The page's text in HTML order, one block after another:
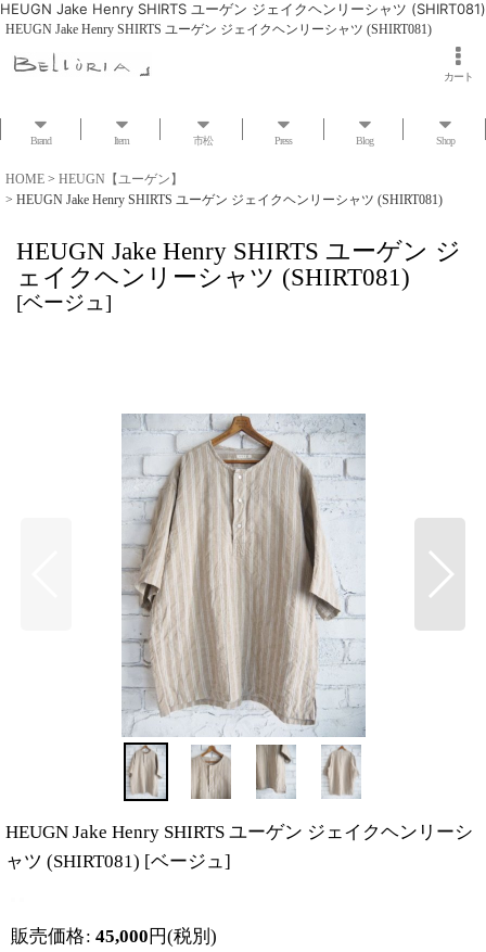
HEUGN Jake Henry SHIRTS ユーゲン ジェイクヘンリーシャツ (SHIRT081)
HEUGN Jake Henry SHIRTS ユーゲン ジェイクヘンリーシャツ (SHIRT081)
カート
Brand Item 市松 Press Blog Shop
HOME > HEUGN【ユーゲン】
> HEUGN Jake Henry SHIRTS ユーゲン ジェイクヘンリーシャツ (SHIRT081)
HEUGN Jake Henry SHIRTS ユーゲン ジ
ェイクヘンリーシャツ (SHIRT081)
[ベージュ ]
HEUGN Jake Henry SHIRTS ユーゲン ジェイクヘンリーシ
ャツ (SHIRT081) [ベージュ ]
販売価格: 45,000 円(税別)